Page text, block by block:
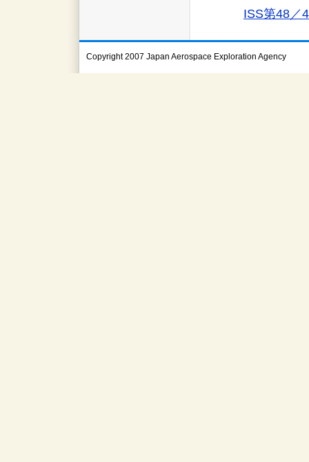
ISS第48／
Copyright 2007 Japan Aerospace Exploration Agency